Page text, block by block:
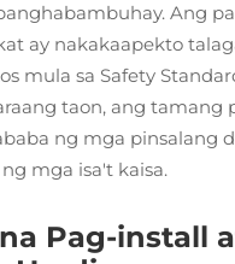
Ang
ay nakakaapekto
mula sa Safety
taon, ang tamang
ng mga pinsalang
mga isa't kaisa.
Pag-install